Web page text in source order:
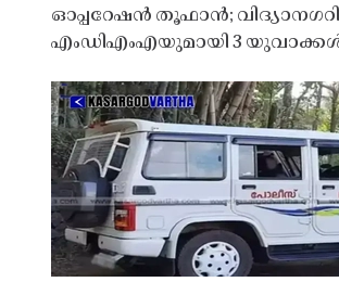
ഓപ്പറേഷൻ തൂഫാൻ;
എംഡിഎംഎയുമായി 3 യുവാക്കൾ